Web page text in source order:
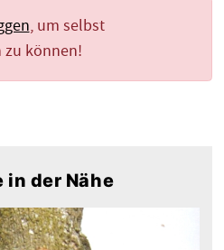
, um selbst
zu können!
in der Nähe